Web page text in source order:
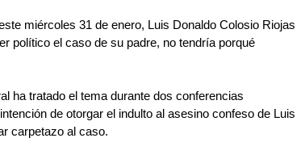
miércoles 31 de enero, Luis Donaldo Colosio Riojas
político el caso de su padre, no tendría porqué
ha tratado el tema durante dos conferencias
de otorgar el indulto al asesino confeso de Luis
carpetazo al caso.